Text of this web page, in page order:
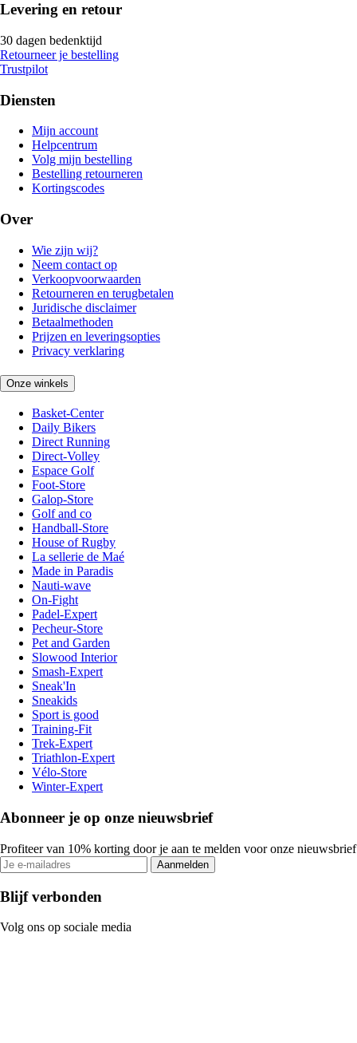
Levering en retour
30 dagen bedenktijd
Retourneer je bestelling
Trustpilot
Diensten
Mijn account
Helpcentrum
Volg mijn bestelling
Bestelling retourneren
Kortingscodes
Over
Wie zijn wij?
Neem contact op
Verkoopvoorwaarden
Retourneren en terugbetalen
Juridische disclaimer
Betaalmethoden
Prijzen en leveringsopties
Privacy verklaring
Onze winkels
Basket-Center
Daily Bikers
Direct Running
Direct-Volley
Espace Golf
Foot-Store
Galop-Store
Golf and co
Handball-Store
House of Rugby
La sellerie de Maé
Made in Paradis
Nauti-wave
On-Fight
Padel-Expert
Pecheur-Store
Pet and Garden
Slowood Interior
Smash-Expert
Sneak'In
Sneakids
Sport is good
Training-Fit
Trek-Expert
Triathlon-Expert
Vélo-Store
Winter-Expert
Abonneer je op onze nieuwsbrief
Profiteer van 10% korting door je aan te melden voor onze nieuwsbrief
Aanmelden
Blijf verbonden
Volg ons op sociale media